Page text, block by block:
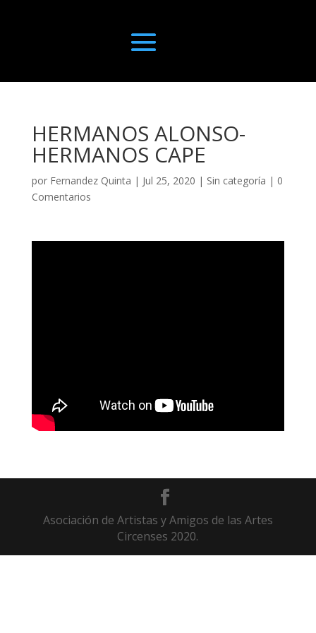
HERMANOS ALONSO-
HERMANOS CAPE
por Fernandez Quinta | Jul 25, 2020 | Sin categoría | 0
Comentarios
Asociación de Artistas y Amigos de las Artes
Circenses 2020.